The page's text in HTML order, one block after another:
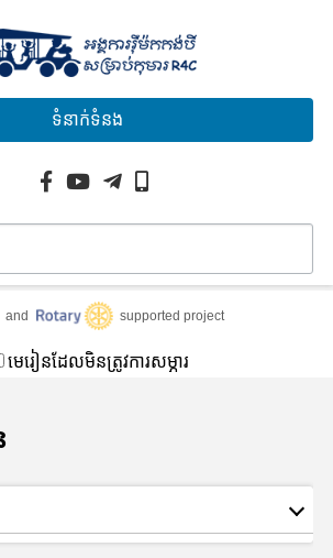
ទំនាក់ទំនង
and supported project
មេរៀនដែលមិនត្រូវការសម្ភារ